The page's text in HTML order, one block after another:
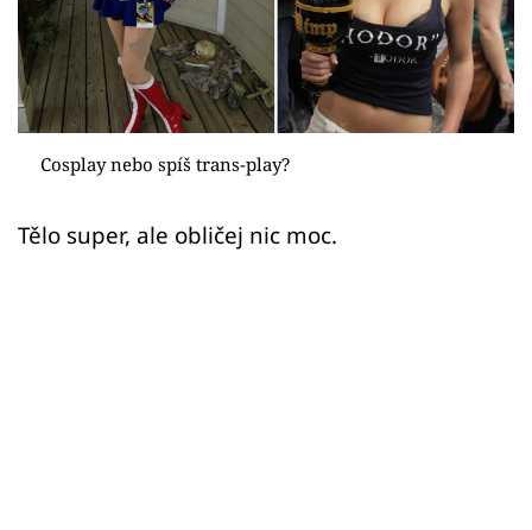
Sex a vztahy
Videa
Sledujte prima+
Cosplay nebo spíš trans-play?
Tělo super, ale obličej nic moc.